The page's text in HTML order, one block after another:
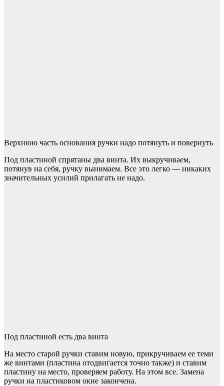
Верхнюю часть основания ручки надо потянуть и повернуть
Под пластиной спрятаны два винта. Их выкручиваем,
потянув на себя, ручку вынимаем. Все это легко — никаких
значительных усилий прилагать не надо.
Под пластиной есть два винта
На место старой ручки ставим новую, прикручиваем ее теми
же винтами (пластина отодвигается точно также) и ставим
пластину на место, проверяем работу. На этом все. Замена
ручки на пластиковом окне закончена.